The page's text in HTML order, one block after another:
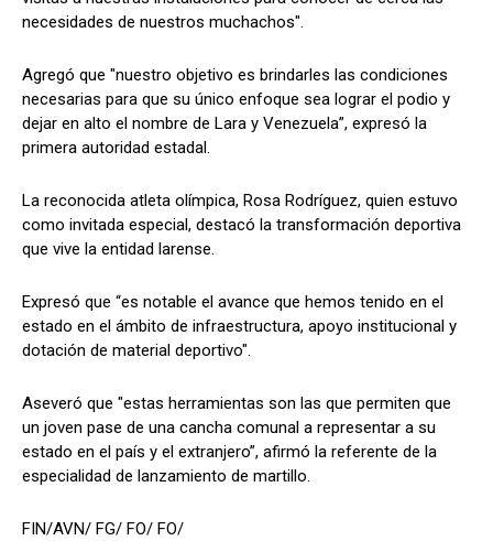
necesidades de nuestros muchachos".
Agregó que "nuestro objetivo es brindarles las condiciones
necesarias para que su único enfoque sea lograr el podio y
dejar en alto el nombre de Lara y Venezuela”, expresó la
primera autoridad estadal.
La reconocida atleta olímpica, Rosa Rodríguez, quien estuvo
como invitada especial, destacó la transformación deportiva
que vive la entidad larense.
​Expresó que “es notable el avance que hemos tenido en el
estado en el ámbito de infraestructura, apoyo institucional y
dotación de material deportivo".
Aseveró que "estas herramientas son las que permiten que
un joven pase de una cancha comunal a representar a su
estado en el país y el extranjero”, afirmó la referente de la
especialidad de lanzamiento de martillo.
FIN/AVN/ FG/ FO/ FO/